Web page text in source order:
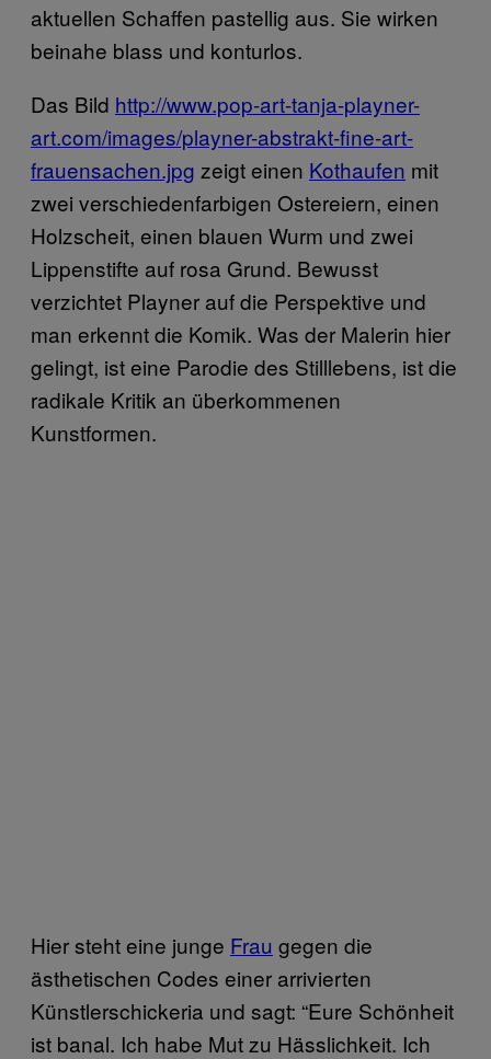
aktuellen Schaffen pastellig aus. Sie wirken
beinahe blass und konturlos.
Das Bild http://www.pop-art-tanja-playner-
art.com/images/playner-abstrakt-fine-art-
frauensachen.jpg zeigt einen Kothaufen mit
zwei verschiedenfarbigen Ostereiern, einen
Holzscheit, einen blauen Wurm und zwei
Lippenstifte auf rosa Grund. Bewusst
verzichtet Playner auf die Perspektive und
man erkennt die Komik. Was der Malerin hier
gelingt, ist eine Parodie des Stilllebens, ist die
radikale Kritik an überkommenen
Kunstformen.
Hier steht eine junge Frau gegen die
ästhetischen Codes einer arrivierten
Künstlerschickeria und sagt: “Eure Schönheit
ist banal. Ich habe Mut zu Hässlichkeit. Ich